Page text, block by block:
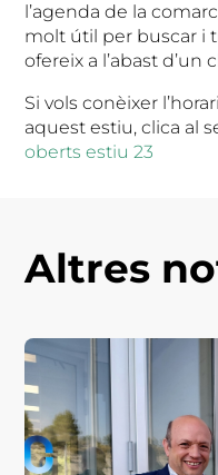
l’agenda de la
molt útil per buscar i
ofereix a l’abast d’un
Si vols conèixer
aquest estiu, clica al
oberts estiu 23
Altres